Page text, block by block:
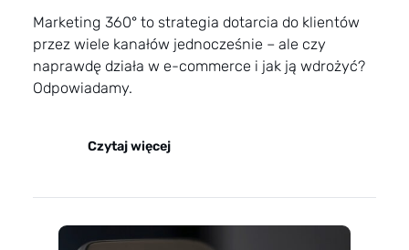
Marketing 360° to strategia dotarcia do klientów
przez wiele kanałów jednocześnie – ale czy
naprawdę działa w e-commerce i jak ją wdrożyć?
Odpowiadamy.
Czytaj więcej